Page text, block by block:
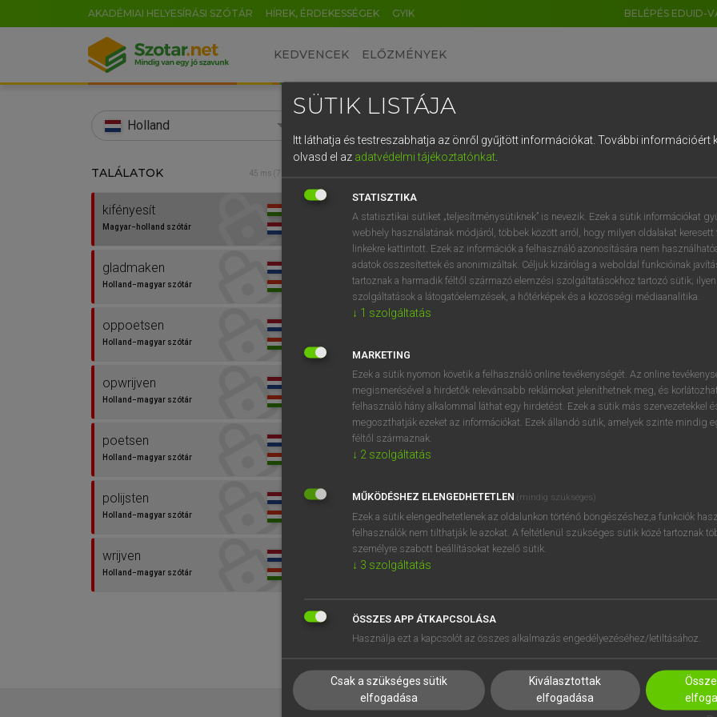
AKADÉMIAI HELYESÍRÁSI SZÓTÁR HÍREK, ÉRDEKESSÉGEK GYIK BELÉPÉS EDUID-
KEDVENCEK ELŐZMÉNYEK
Holland
TALÁLATOK 45 ms (7 db)
kifényesít
Magyar−holland szótár
gladmaken
Holland−magyar szótár
oppoetsen
Holland−magyar szótár
opwrijven
Holland−magyar szótár
poetsen
Holland−magyar szótár
polijsten
Holland−magyar szótár
wrijven
Holland−magyar szótár
Magyar−holland szótár
VAN ELŐFIZETÉSED?
megtekintéséhez.
BELÉPÉS
próbaverziójának
regisztrálok ésbelépek.
REGISZTRÁCIÓ
SÜTIK LISTÁJA
Itt láthatja és testreszabhatja az önről gyűjtött információkat. További információért
olvasd el az adatvédelmi tájékoztatónkat.
STATISZTIKA
A statisztikai sütiket „teljesítménysütiknek” is nevezik. Ezek a sütik információkat
webhely használatának módjáról, többek között arról, hogy milyen oldalakat keresett
linkekre kattintott. Ezek az információk a felhasználó azonosítására nem
adatok összesítettek és anonimizáltak. Céljuk kizárólag a weboldal funkcióinak
tartoznak a harmadik féltől származó elemzési szolgáltatásokhoz tartozó sütik;
szolgáltatások a látogatóelemzések, a hőtérképek és a közösségi médiaanalitika.
↓ 1 szolgáltatás
MARKETING
Ezek a sütik nyomon követik a felhasználó online tevékenységét. Az online
megismerésével a hirdetők relevánsabb reklámokat jeleníthetnek meg, és
felhasználó hány alkalommal láthat egy hirdetést. Ezek a sütik más szervezetekkel
megoszthatják ezeket az információkat. Ezek állandó sütik, amelyek szinte mindig
féltől származnak.
↓ 2 szolgáltatás
MŰKÖDÉSHEZ ELENGEDHETETLEN (mindig szükséges)
Ezek a sütik elengedhetetlenek az oldalunkon történő böngészéshez,a funkciók
felhasználók nem tilthatják le azokat. A feltétlenül szükséges sütik közé tartoznak
személyre szabott beállításokat kezelő sütik.
↓ 3 szolgáltatás
ÖSSZES APP ÁTKAPCSOLÁSA
Használja ezt a kapcsolót az összes alkalmazás engedélyezéséhez/letiltásához.
Csak a szükséges sütik
elfogadása
Kiválasztottak
elfogadása
EN HU DE CN FR ES IT NL
0 1 2 3 4 5 6 7 8 9
q w e r t z u i
a s d f g h j k l é
í y x c v b n m , .